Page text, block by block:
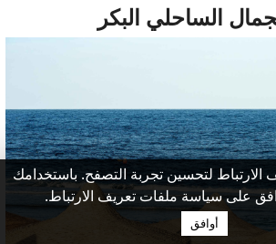
الساحلي البكر
لتحسين تجربة التصفح. باستخدامك
على سياسة ملفات تعريف الارتباط.
أوافق